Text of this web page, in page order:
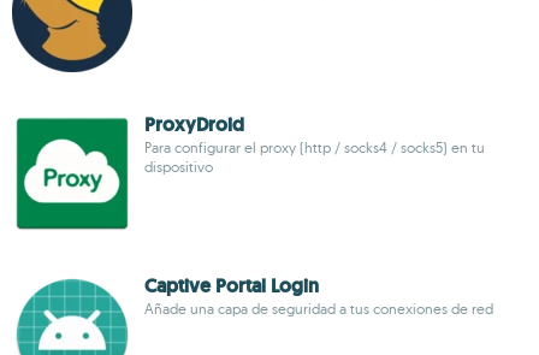
ProxyDroid
Para configurar el proxy (http / socks4 / socks5) en tu
dispositivo
Captive Portal Login
Añade una capa de seguridad a tus conexiones de red